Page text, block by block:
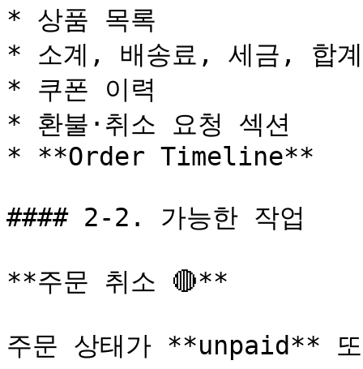
* 상품 목록
* 소계, 배송료, 세금, 합계
* 쿠폰 이력
* 환불·취소 요청 섹션
* **Order Timeline**
#### 2-2. 가능한 작업
**주문 취소 🔴**
주문 상태가 **unpaid**